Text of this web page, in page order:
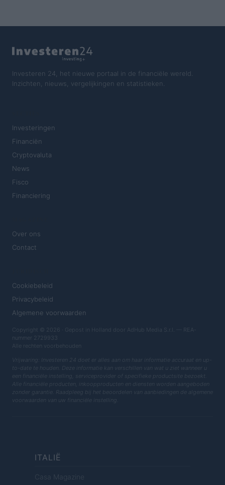
Investeren 24, het nieuwe portaal in de financiële wereld.
Inzichten, nieuws, vergelijkingen en statistieken.
Investeringen
Financiën
Cryptovaluta
News
Fisco
Financiering
Over ons
Contact
Cookiebeleid
Privacybeleid
Algemene voorwaarden
Copyright © 2026 · Gepost in Holland door AdHub Media S.r.l. — REA-
nummer 2729933
Alle rechten voorbehouden
Vrijwaring: Investeren 24 doet er alles aan om haar informatie accuraat en up-
to-date te houden. Deze informatie kan verschillen van wat u ziet wanneer u
een financiële instelling, serviceprovider of specifieke productsite bezoekt.
Alle financiële producten, inkoopproducten en diensten worden aangeboden
zonder garantie. Raadpleeg bij het beoordelen van aanbiedingen de algemene
voorwaarden van uw financiële instelling.
ITALIË
Casa Magazine